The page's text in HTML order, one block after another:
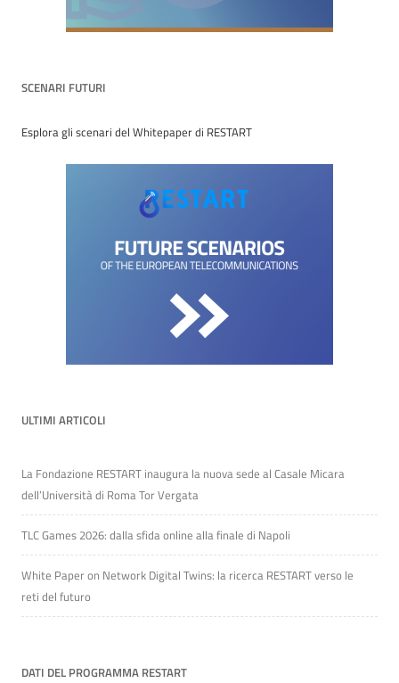
SCENARI FUTURI
Esplora gli scenari del Whitepaper di RESTART
ULTIMI ARTICOLI
La Fondazione RESTART inaugura la nuova sede al Casale Micara
dell’Università di Roma Tor Vergata
TLC Games 2026: dalla sfida online alla finale di Napoli
White Paper on Network Digital Twins: la ricerca RESTART verso le
reti del futuro
DATI DEL PROGRAMMA RESTART